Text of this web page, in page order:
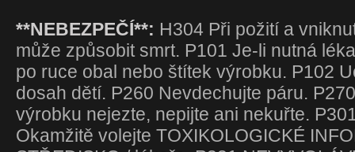
**NEBEZPEČÍ**: H304 Při požití a
může způsobit smrt. P101 Je-li nutná
po ruce obal nebo štítek výrobku. P102
dosah dětí. P260 Nevdechujte páru.
výrobku nejezte, nepijte ani nekuřte.
Okamžitě volejte TOXIKOLOGICKÉ